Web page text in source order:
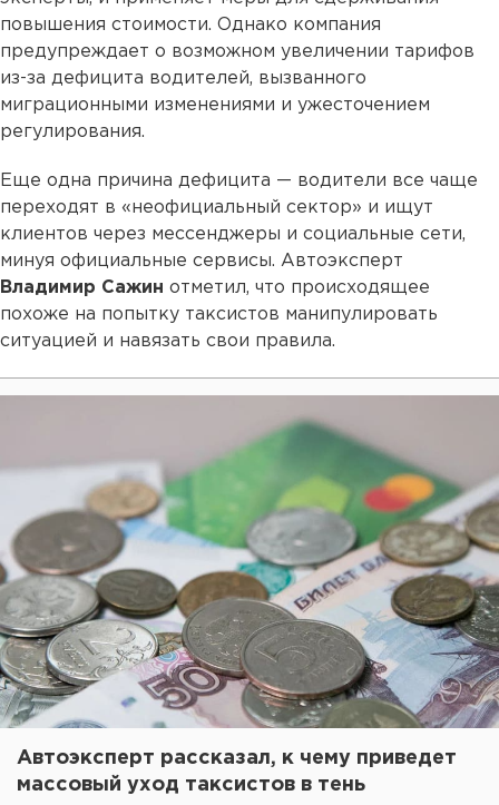
повышения стоимости. Однако компания
предупреждает о возможном увеличении тарифов
из-за дефицита водителей, вызванного
миграционными изменениями и ужесточением
регулирования.
Еще одна причина дефицита — водители все чаще
переходят в «неофициальный сектор» и ищут
клиентов через мессенджеры и социальные сети,
минуя официальные сервисы. Автоэксперт
Владимир Сажин отметил, что происходящее
похоже на попытку таксистов манипулировать
ситуацией и навязать свои правила.
Автоэксперт рассказал, к чему приведет
массовый уход таксистов в тень